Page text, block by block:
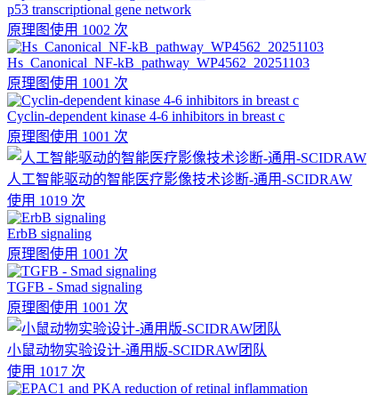
p53 transcriptional gene network
原理图使用 1002 次
Hs_Canonical_NF-kB_pathway_WP4562_20251103
原理图使用 1001 次
Cyclin-dependent kinase 4-6 inhibitors in breast c
原理图使用 1001 次
人工智能驱动的智能医疗影像技术诊断-通用-SCIDRAW
使用 1019 次
ErbB signaling
原理图使用 1001 次
TGFB - Smad signaling
原理图使用 1001 次
小鼠动物实验设计-通用版-SCIDRAW团队
使用 1017 次